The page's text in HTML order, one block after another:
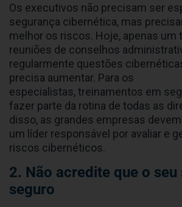
Os executivos não precisam ser
segurança cibernética, mas
melhor os riscos. Hoje, apenas um
reuniões de conselhos
regularmente questões
precisa aumentar. Para os
especialistas, treinamentos em
fazer parte da rotina de todas as
disso, as grandes empresas
um líder responsável por avaliar e
riscos cibernéticos.
2. Não acredite que o
seguro